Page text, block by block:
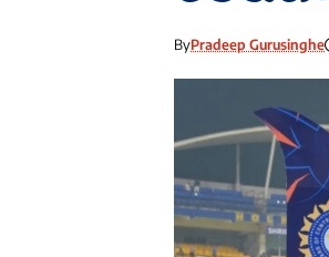
ByPradeep Gurusinghe